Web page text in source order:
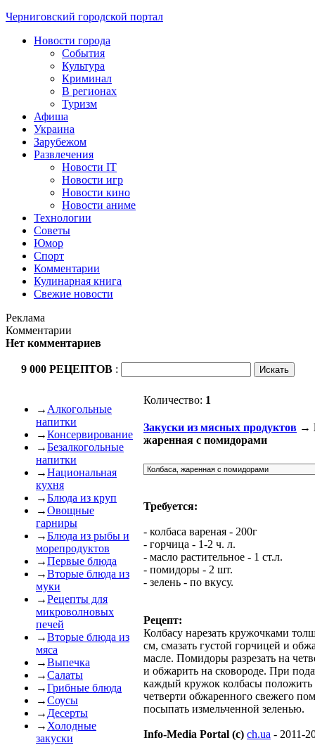
Черниговский городской портал
Новости города
События
Культура
Криминал
В регионах
Туризм
Афиша
Украина
Зарубежом
Развлечения
Новости IT
Новости игр
Новости кино
Новости аниме
Технологии
Советы
Юмор
Спорт
Комментарии
Кулинарная книга
Свежие новости
Реклама
Комментарии
Нет комментариев
9 000 РЕЦЕПТОВ :
→ Алкогольные
напитки
→Консервирование
→Безалкогольные
напитки
→Национальная
кухня
→Блюда из круп
→Овощные
гарниры
→Блюда из рыбы и
морепродуктов
→Первые блюда
→Вторые блюда из
муки
→Рецепты для
микроволновых
печей
→Вторые блюда из
мяса
→Выпечка
→Салаты
→Грибные блюда
→Соусы
→ Десерты
→ Холодные
закуски
Количество: 1
Закуски из мясных продуктов →
жаренная с помидорами
Требуется:
- колбаса вареная - 200г
- горчица - 1-2 ч. л.
- масло растительное - 1 ст.л.
- помидоры - 2 шт.
- зелень - по вкусу.
Рецепт:
Колбасу нарезать кружочками
см, смазать густой горчицей и
масле. Помидоры разрезать на
и обжарить на сковороде. При
каждый кружок колбасы положить
четверти обжаренного свежего
посыпать измельченной зеленью.
Info-Media Portal (c) ch.ua - 2011-